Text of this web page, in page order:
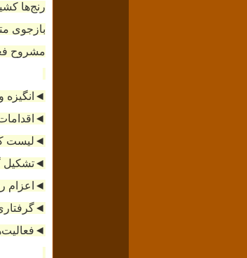
رنج‌ها
بازجوی
مشروح
◄
◄
◄ لیست
◄تشکیل
◄ اعزام
◄گرفتاری آنان در
◄